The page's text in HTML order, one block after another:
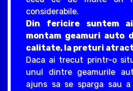
considerabile.
Din fericire suntem
montam geamuri auto
calitate, la preturi
Daca ai trecut printr-o
unul dintre geamurile
ajuns sa se sparga sau